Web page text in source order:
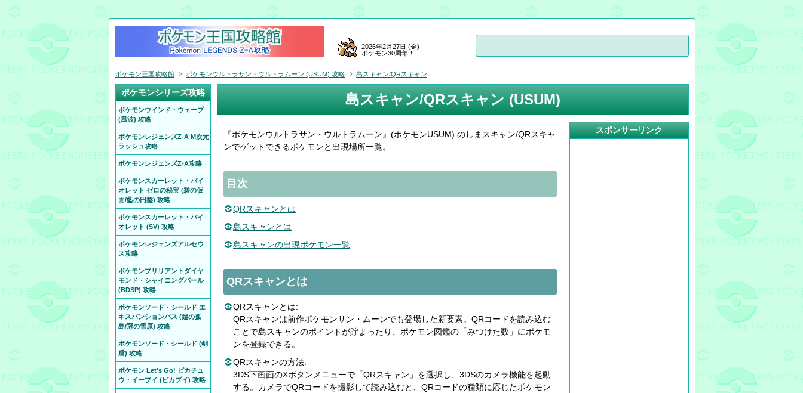
島スキャン/QRスキャン (USUM)
『ポケモンウルトラサン・ウルトラムーン』(ポケモンUSUM) のしまスキャン/QRスキャ
ンでゲットできるポケモンと出現場所一覧。
目次
QRスキャンとは
島スキャンとは
島スキャンの出現ポケモン一覧
QRスキャンとは
QRスキャンとは:
QRスキャンは前作ポケモンサン・ムーンでも登場した新要素。QRコードを読み込む
ことで島スキャンのポイントが貯まったり、ポケモン図鑑の「みつけた数」にポケモ
ンを登録できる。
QRスキャンの方法:
3DS下画面のXボタンメニューで「QRスキャン」を選択し、3DSのカメラ機能を起動
する。カメラでQRコードを撮影して読み込むと、QRコードの種類に応じたポケモン
スポンサーリンク
2026年2月27日 (金)
ポケモン30周年！
ポケモン王国攻略館 ポケモンウルトラサン・ウルトラムーン (USUM) 攻略 島スキャン/QRスキャン
ポケモンシリーズ攻略
ポケモンウインド・ウェーブ
(風波) 攻略
ポケモンレジェンズZ-A M次元
ラッシュ攻略
ポケモンレジェンズZ-A攻略
ポケモンスカーレット・バイ
オレット ゼロの秘宝 (碧の仮
面/藍の円盤) 攻略
ポケモンスカーレット・バイ
オレット (SV) 攻略
ポケモンレジェンズアルセウ
ス攻略
ポケモンブリリアントダイヤ
モンド・シャイニングパール
(BDSP) 攻略
ポケモンソード・シールド エ
キスパンションパス (鎧の孤
島/冠の雪原) 攻略
ポケモンソード・シールド (剣
盾) 攻略
ポケモン Let's Go! ピカチュ
ウ・イーブイ (ピカブイ) 攻略